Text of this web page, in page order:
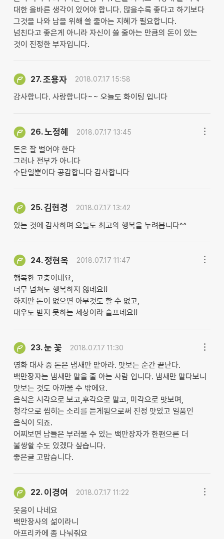
대한 올바른 생각이 있어야 합니다. 많을수록 좋다고 하기보다
그것을 나와 남을 위해 쓸 줄아는 지혜가 필요합니다.
넘친다고 좋은게 아니라 자신이 쓸 줄아는 만큼의 돈이 있는
것이 진정한 부자입니다.
27.조용자 2018.07.17 15:58
감사합니다. 사랑합니다~~ 오늘도 화이팅 입니다
26.노정혜 2018.07.17 13:45
돈은 잘 벌어야 한다
그러나 전부가 아니다
수단일뿐이다 공감합니다 감사합니다
25.김현경 2018.07.17 13:42
있는 것에 감사하며 오늘도 최고의 행복을 누려봅니다^^
24.정현옥 2018.07.17 11:47
행복한 고충이네요,
너무 넘쳐도 행복하지 않네요!!
하지만 돈이 없으면 아무것도 할 수 없고,
대우도 받지 못하는 세상이라 슬프네요!!
23.눈 꽃 2018.07.17 11:30
영화 대사 중 돈은 냄새만 맡아라. 맛보는 순간 끝난다.
백만장자는 냄새만 맡을 줄 아는 사람 입니다. 냄새만 맡다보니
맛보는 것도 아까울 수 밖에요.
음식은 시각으로 보고,후각으로 맡고, 미각으로 맛보며,
청각으로 씹히는 소리를 듣게됨으로써 진정 맛있고 일품인
음식이 되죠.
어찌보면 남들은 부러울 수 있는 백만장자가 한편으론 더
불쌍할 수도 있겠다 싶습니다.
좋은글 고맙습니다.
22. 이경여 2018.07.17 11:22
웃음이 나네요
백만장사의 섦이라니
아프리카에 좀 나눠줘요